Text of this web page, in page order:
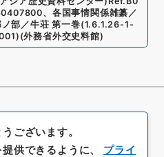
、 各国事情関係雑纂／
部／牛荘 第一巻(1.6.1.26-1-
) (外務省外交史料館)
ございます。
供できるように、 プライ